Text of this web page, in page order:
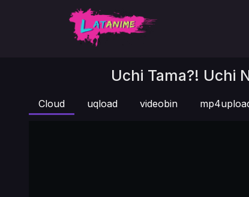
Uchi Tama?! Uchi
Cloud uqload videobin